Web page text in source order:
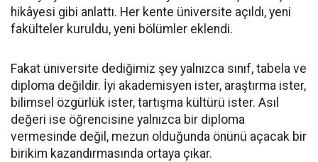
hikâyesi gibi anlattı. Her kente üniversite açıldı, yeni
fakülteler kuruldu, yeni bölümler eklendi.
Fakat üniversite dediğimiz şey yalnızca sınıf, tabela ve
diploma değildir. İyi akademisyen ister, araştırma ister,
bilimsel özgürlük ister, tartışma kültürü ister. Asıl
değeri ise öğrencisine yalnızca bir diploma
vermesinde değil, mezun olduğunda önünü açacak bir
birikim kazandırmasında ortaya çıkar.